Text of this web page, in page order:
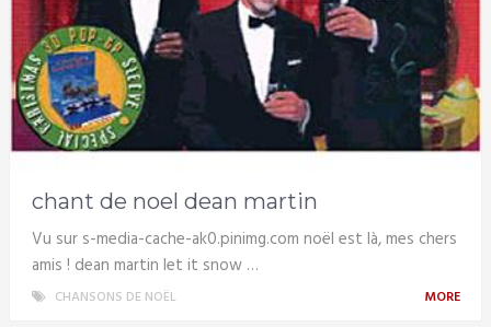
chant de noel dean martin
Vu sur s-media-cache-ak0.pinimg.com noël est là, mes chers
amis ! dean martin let it snow …
CHANSONS DE NOËL MORE